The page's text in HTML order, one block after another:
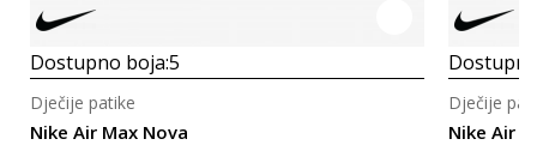
Dostupno boja:5
Nike Air Max Nova
Dječije patike
Nike Air
Dječije